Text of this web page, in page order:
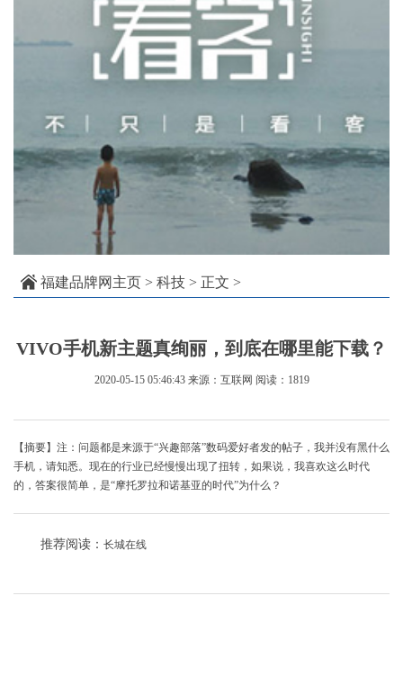
福建品牌网主页 > 科技 > 正文 >
VIVO手机新主题真绚丽，到底在哪里能下载？
2020-05-15 05:46:43 来源：互联网 阅读：1819
【摘要】注：问题都是来源于“兴趣部落”数码爱好者发的帖子，我并没有黑什么
手机，请知悉。现在的行业已经慢慢出现了扭转，如果说，我喜欢这么时代
的，答案很简单，是“摩托罗拉和诺基亚的时代”为什么？
推荐阅读： 长城在线